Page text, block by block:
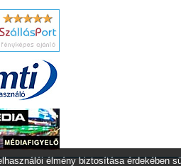
élmény biztosítása érdekében